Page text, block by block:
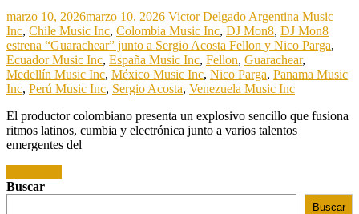
marzo 10, 2026marzo 10, 2026 Victor Delgado Argentina Music
Inc, Chile Music Inc, Colombia Music Inc, DJ Mon8, DJ Mon8
estrena “Guarachear” junto a Sergio Acosta Fellon y Nico Parga,
Ecuador Music Inc, España Music Inc, Fellon, Guarachear,
Medellín Music Inc, México Music Inc, Nico Parga, Panama Music
Inc, Perú Music Inc, Sergio Acosta, Venezuela Music Inc
El productor colombiano presenta un explosivo sencillo que fusiona
ritmos latinos, cumbia y electrónica junto a varios talentos
emergentes del
Buscar
Buscar